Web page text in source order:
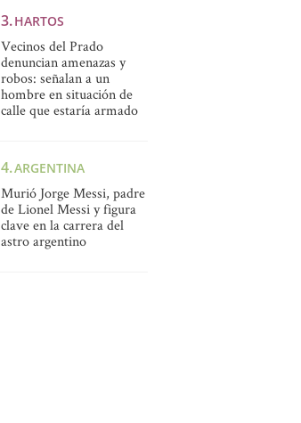
HARTOS
Vecinos del Prado
denuncian amenazas y
robos: señalan a un
hombre en situación de
calle que estaría armado
ARGENTINA
Murió Jorge Messi, padre
de Lionel Messi y figura
clave en la carrera del
astro argentino